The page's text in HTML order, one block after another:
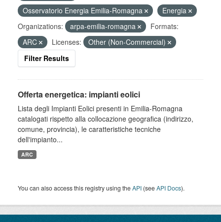
Osservatorio Energia Emilia-Romagna
Energia
Organizations:
arpa-emilia-romagna
Formats:
ARC
Licenses:
Other (Non-Commercial)
Filter Results
Offerta energetica: impianti eolici
Lista degli Impianti Eolici presenti in Emilia-Romagna
catalogati rispetto alla collocazione geografica (indirizzo,
comune, provincia), le caratteristiche tecniche
dell'impianto...
ARC
You can also access this registry using theAPI (seeAPI Docs).